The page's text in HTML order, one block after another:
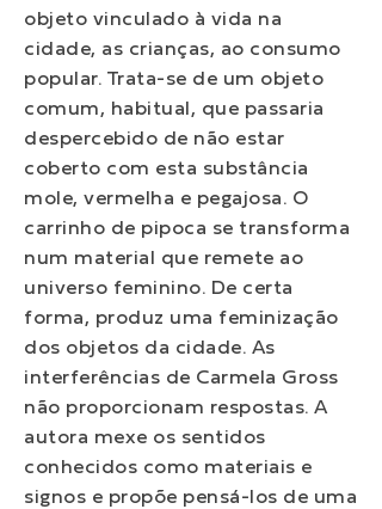
objeto vinculado à vida na
cidade, as crianças, ao consumo
popular. Trata-se de um objeto
comum, habitual, que passaria
despercebido de não estar
coberto com esta substância
mole, vermelha e pegajosa. O
carrinho de pipoca se transforma
num material que remete ao
universo feminino. De certa
forma, produz uma feminização
dos objetos da cidade. As
interferências de Carmela Gross
não proporcionam respostas. A
autora mexe os sentidos
conhecidos como materiais e
signos e propõe pensá-los de uma